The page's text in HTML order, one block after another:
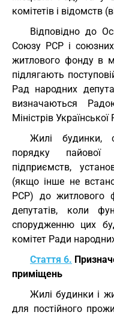
комітетів і відомств
Відповідно до
Союзу РСР і союзних
житлового фонду в
підлягають
Рад народних
визначаються
Міністрів Української
Жилі будинки,
порядку пайової
підприємств,
(якщо інше не
РСР) до житлового
депутатів, коли
спорудженню цих
комітет Ради
Стаття 6.
приміщень
Жилі будинки і
для постійного